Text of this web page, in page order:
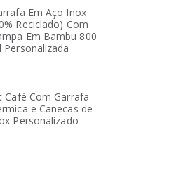
Em Aço Inox
Reciclado) Com
Em Bambu 800
Personalizada
Café Com Garrafa
e Canecas de
Personalizado
do
e a
têm
lugar.